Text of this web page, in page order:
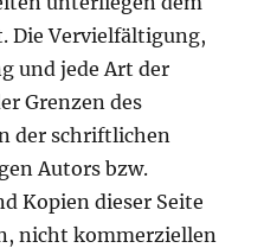
Die Vervielfältigung,
und jede Art der
Grenzen des
der schriftlichen
Autors bzw.
Kopien dieser Seite
nicht kommerziellen